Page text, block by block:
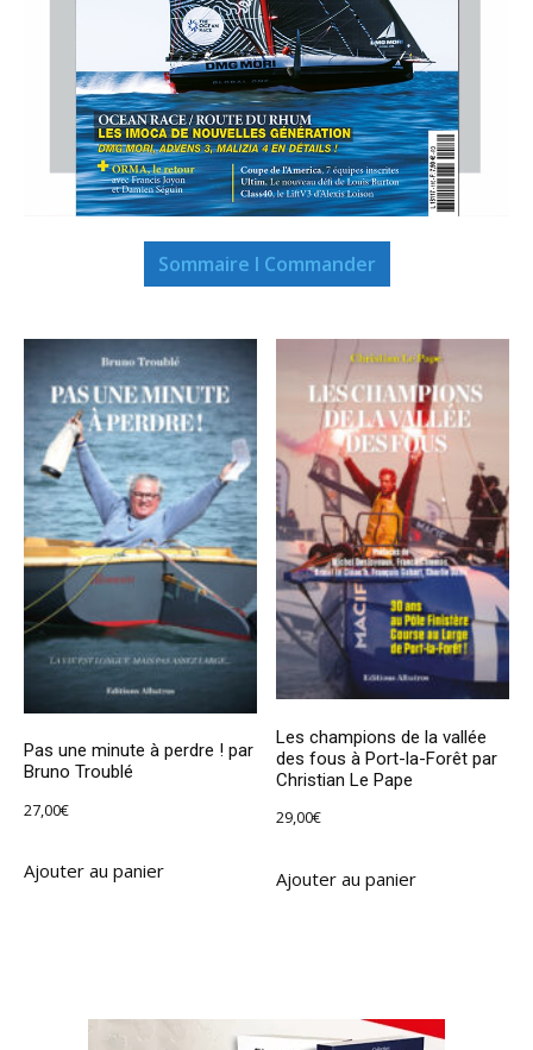
Sommaire I Commander
Pas une minute à perdre ! par
Bruno Troublé
27,00€
Ajouter au panier
Les champions de la vallée
des fous à Port-la-Forêt par
Christian Le Pape
29,00€
Ajouter au panier